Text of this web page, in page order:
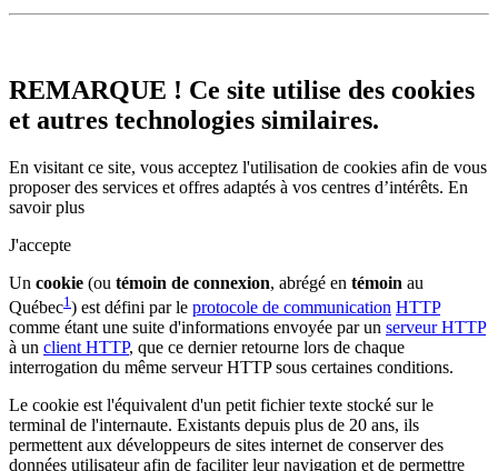
REMARQUE ! Ce site utilise des cookies
et autres technologies similaires.
En visitant ce site, vous acceptez l'utilisation de cookies afin de vous
proposer des services et offres adaptés à vos centres d’intérêts. En
savoir plus
J'accepte
Un cookie (ou témoin de connexion, abrégé en témoin au
Québec1) est défini par le protocole de communication HTTP
comme étant une suite d'informations envoyée par un serveur HTTP
à un client HTTP, que ce dernier retourne lors de chaque
interrogation du même serveur HTTP sous certaines conditions.
Le cookie est l'équivalent d'un petit fichier texte stocké sur le
terminal de l'internaute. Existants depuis plus de 20 ans, ils
permettent aux développeurs de sites internet de conserver des
données utilisateur afin de faciliter leur navigation et de permettre